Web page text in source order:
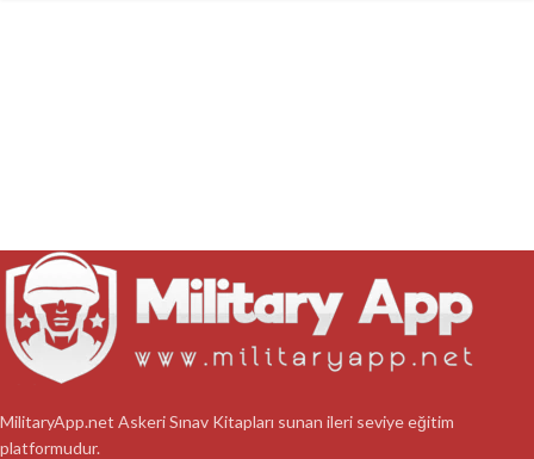
MilitaryApp.net Askeri Sınav Kitapları sunan ileri seviye eğitim
platformudur.